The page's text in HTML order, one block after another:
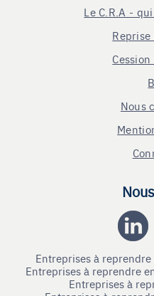
Le C.R.A -
Nous
Entreprises à
Entreprises à reprendre
Entreprises à